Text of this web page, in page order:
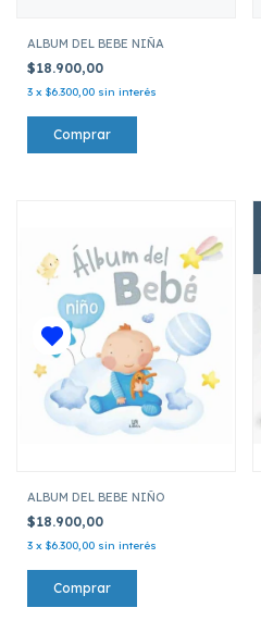
ALBUM DEL BEBE NIÑA
$18.900,00
3 x $6.300,00 sin interés
ALBUM DEL BEBE NIÑO
$18.900,00
3 x $6.300,00 sin interés